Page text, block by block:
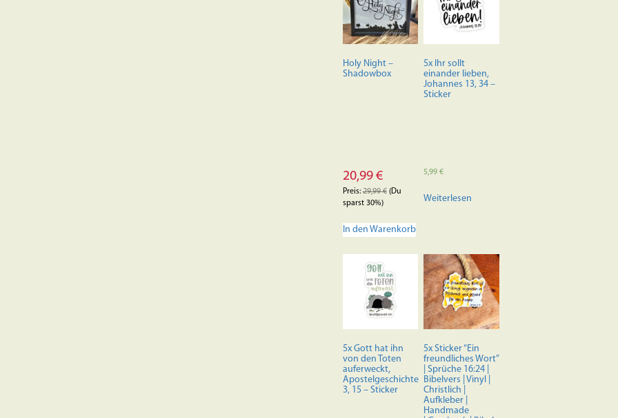
können
auf
der
gewählt
werden
Holy Night –
Shadowbox
20,99 €
Preis:29,99€(Du
sparst 30%)
In den Warenkorb
5x Ihr sollt
einander lieben,
Johannes 13, 34 –
Sticker
5,99€
Weiterlesen
5x Gott hat ihn
von den Toten
auferweckt,
Apostelgeschichte
3, 15 – Sticker
5x Sticker “Ein
freundliches Wort”
| Sprüche 16:24 |
Bibelvers | Vinyl |
Christlich |
Aufkleber |
Handmade